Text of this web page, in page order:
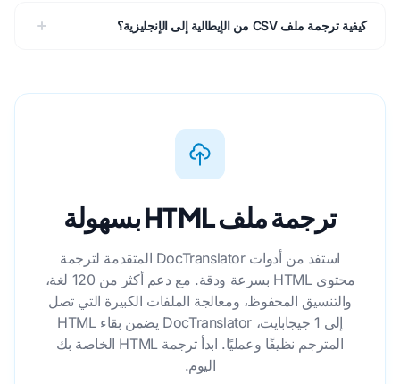
كيفية ترجمة ملف CSV من الإيطالية إلى الإنجليزية؟
ترجمة ملف HTML بسهولة
استفد من أدوات DocTranslator المتقدمة لترجمة
محتوى HTML بسرعة ودقة. مع دعم أكثر من 120 لغة،
والتنسيق المحفوظ، ومعالجة الملفات الكبيرة التي تصل
إلى 1 جيجابايت، DocTranslator يضمن بقاء HTML
المترجم نظيفًا وعمليًا. ابدأ ترجمة HTML الخاصة بك
اليوم.